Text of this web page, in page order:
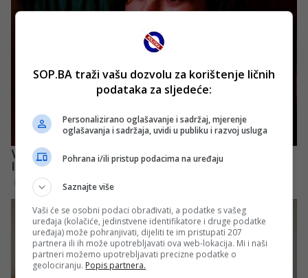
SOP.BA traži vašu dozvolu za korištenje ličnih
podataka za sljedeće:
Personalizirano oglašavanje i sadržaj, mjerenje
oglašavanja i sadržaja, uvidi u publiku i razvoj usluga
Pohrana i/ili pristup podacima na uređaju
Saznajte više
Vaši će se osobni podaci obrađivati, a podatke s vašeg
uređaja (kolačiće, jedinstvene identifikatore i druge podatke
uređaja) može pohranjivati, dijeliti te im pristupati 207
partnera ili ih može upotrebljavati ova web-lokacija. Mi i naši
partneri možemo upotrebljavati precizne podatke o
geolociranju. Popis partnera.